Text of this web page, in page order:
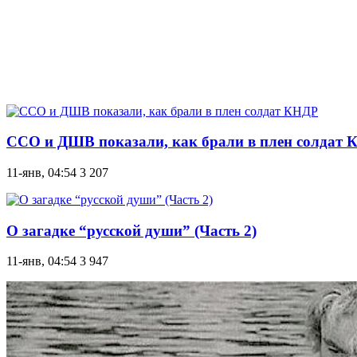
ССО и ДШВ показали, как брали в плен солдат
11-янв, 04:54 3 207
О загадке “русской души” (Часть 2)
11-янв, 04:54 3 947